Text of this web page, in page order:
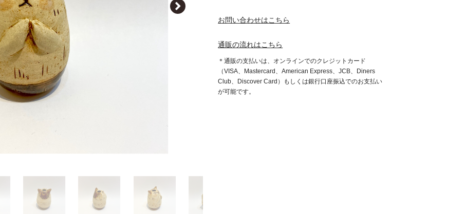
お問い合わせはこちら
通販の流れはこちら
＊通販の支払いは、オンラインでのクレジットカード
（VISA、Mastercard、American Express、JCB、Diners
Club、Discover Card）もしくは銀行口座振込でのお支払い
が可能です。